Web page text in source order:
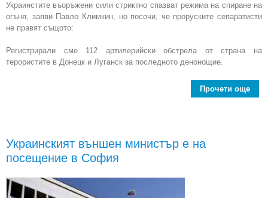
Украинстите въоръжени сили стриктно спазват режима на спиране на
огъня, заяви Павло Климкин, но посочи, че проруските сепаратисти
не правят същото:
Регистрирали сме 112 артилерийски обстрела от страна на
терористите в Донецк и Луганск за последното денонощие.
Прочети още
Украинският външен министър е на
посещение в София